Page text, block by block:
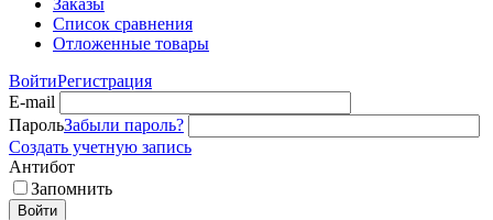
Заказы
Список сравнения
Отложенные товары
ВойтиРегистрация
E-mail
ПарольЗабыли пароль?
Создать учетную запись
Антибот
Запомнить
Войти